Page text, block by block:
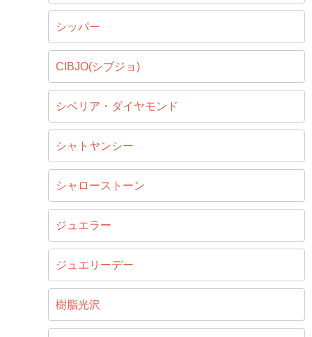
シッパー
CIBJO(シブジョ)
シベリア・ダイヤモンド
シャトヤンシー
シャローストーン
ジュエラー
ジュエリーデー
樹脂光沢